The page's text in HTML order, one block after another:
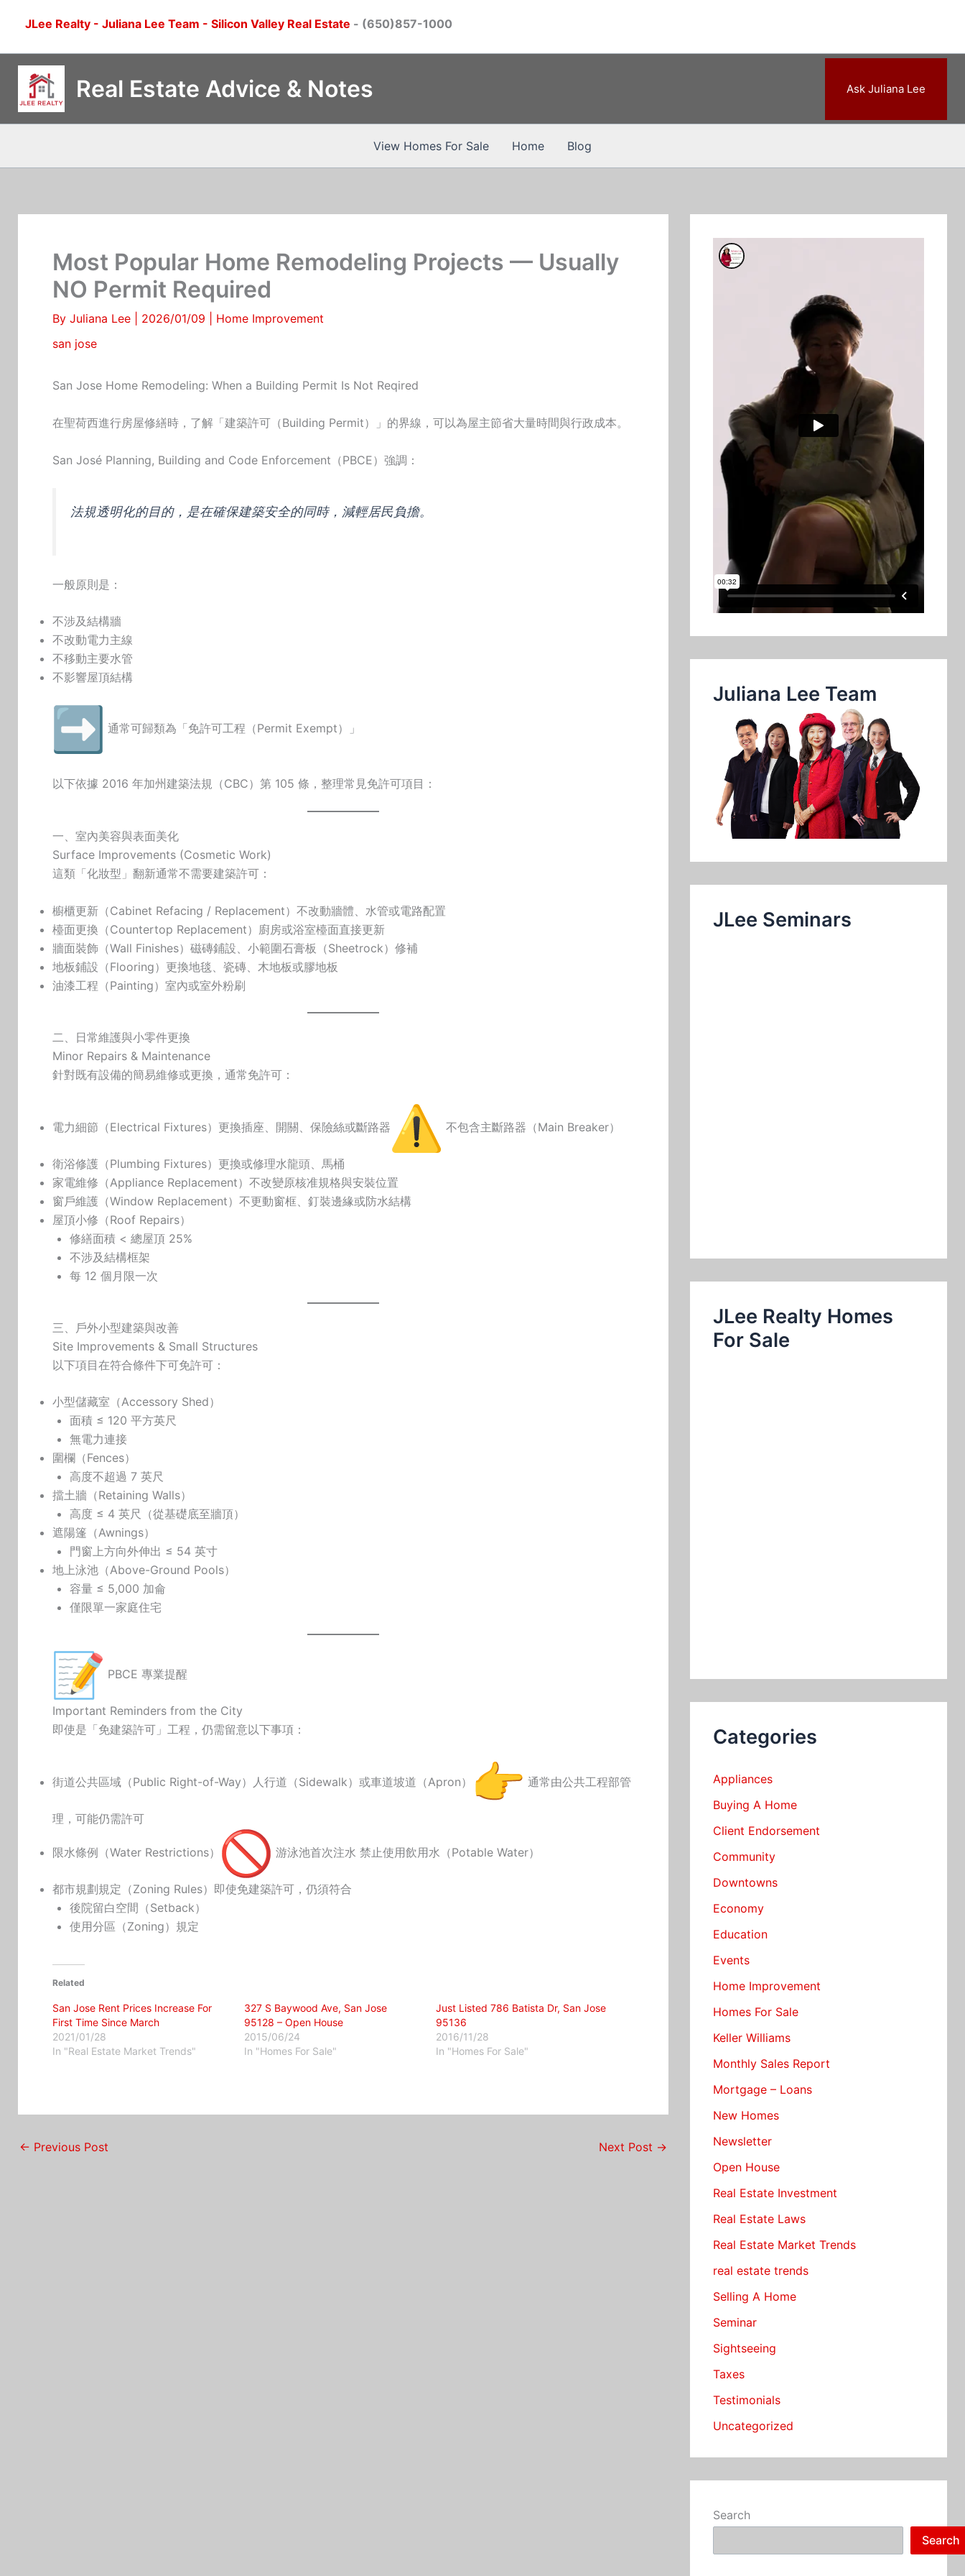
JLee Realty - Juliana Lee Team - Silicon Valley Real Estate - (650)857-1000
Real Estate Advice & Notes Ask Juliana Lee
View Homes For Sale Home Blog
Most Popular Home Remodeling Projects — Usually
NO Permit Required
By Juliana Lee 2026/01/09
Home Improvement
san jose
San Jose Home Remodeling: When a Building Permit Is Not Reqired
在聖荷西進行房屋修繕時，了解「建築許可（Building Permit）」的界線，可以為屋主節省大量時間與行政成本。
San José Planning, Building and Code Enforcement（PBCE）強調：
法規透明化的目的，是在確保建築安全的同時，減輕居民負擔。
一般原則是：
不涉及結構牆
不改動電力主線
不移動主要水管
不影響屋頂結構
通常可歸類為「免許可工程（Permit Exempt）」
以下依據 2016 年加州建築法規（CBC）第 105 條，整理常見免許可項目：
一、室內美容與表面美化
Surface Improvements (Cosmetic Work)
這類「化妝型」翻新通常不需要建築許可：
櫥櫃更新（Cabinet Refacing / Replacement）不改動牆體、水管或電路配置
檯面更換（Countertop Replacement）廚房或浴室檯面直接更新
牆面裝飾（Wall Finishes）磁磚鋪設、小範圍石膏板（Sheetrock）修補
地板鋪設（Flooring）更換地毯、瓷磚、木地板或膠地板
油漆工程（Painting）室內或室外粉刷
二、日常維護與小零件更換
Minor Repairs & Maintenance
針對既有設備的簡易維修或更換，通常免許可：
電力細節（Electrical Fixtures）更換插座、開關、保險絲或斷路器 不包含主斷路器（Main Breaker）
衛浴修護（Plumbing Fixtures）更換或修理水龍頭、馬桶
家電維修（Appliance Replacement）不改變原核准規格與安裝位置
窗戶維護（Window Replacement）不更動窗框、釘裝邊緣或防水結構
屋頂小修（Roof Repairs）
修繕面積 < 總屋頂 25%
不涉及結構框架
每 12 個月限一次
三、戶外小型建築與改善
Site Improvements & Small Structures
以下項目在符合條件下可免許可：
小型儲藏室（Accessory Shed）
面積 ≤ 120 平方英尺
無電力連接
圍欄（Fences）
高度不超過 7 英尺
擋土牆（Retaining Walls）
高度 ≤ 4 英尺（從基礎底至牆頂）
遮陽篷（Awnings）
門窗上方向外伸出 ≤ 54 英寸
地上泳池（Above-Ground Pools）
容量 ≤ 5,000 加侖
僅限單一家庭住宅
PBCE 專業提醒
Important Reminders from the City
即使是「免建築許可」工程，仍需留意以下事項：
街道公共區域（Public Right-of-Way）人行道（Sidewalk）或車道坡道（Apron） 通常由公共工程部管
理，可能仍需許可
限水條例（Water Restrictions） 游泳池首次注水 禁止使用飲用水（Potable Water）
都市規劃規定（Zoning Rules）即使免建築許可，仍須符合
後院留白空間（Setback）
使用分區（Zoning）規定
Related
San Jose Rent Prices Increase For
First Time Since March
2021/01/28
In "Real Estate Market Trends"
327 S Baywood Ave, San Jose
95128 – Open House
2015/06/24
In "Homes For Sale"
Just Listed 786 Batista Dr, San Jose
95136
2016/11/28
In "Homes For Sale"
← Previous Post Next Post →
Juliana Lee Team
JLee Seminars
JLee Realty Homes
For Sale
Categories
Appliances
Buying A Home
Client Endorsement
Community
Downtowns
Economy
Education
Events
Home Improvement
Homes For Sale
Keller Williams
Monthly Sales Report
Mortgage – Loans
New Homes
Newsletter
Open House
Real Estate Investment
Real Estate Laws
Real Estate Market Trends
real estate trends
Selling A Home
Seminar
Sightseeing
Taxes
Testimonials
Uncategorized
Search
Search